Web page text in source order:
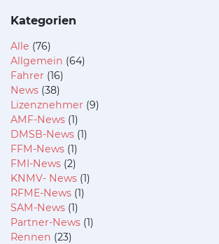
Kategorien
Alle (76)
Allgemein (64)
Fahrer (16)
News (38)
Lizenznehmer (9)
AMF-News (1)
DMSB-News (1)
FFM-News (1)
FMI-News (2)
KNMV- News (1)
RFME-News (1)
SAM-News (1)
Partner-News (1)
Rennen (23)